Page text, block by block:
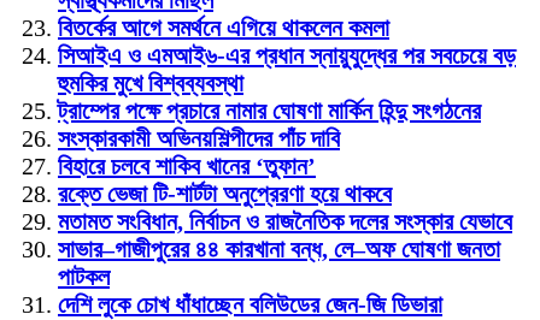
বিতর্কের আগে সমর্থনে এগিয়ে থাকলেন কমলা
সিআইএ ও এমআই৬-এর প্রধান স্নায়ুযুদ্ধের পর সবচেয়ে বড়
হুমকির মুখে বিশ্বব্যবস্থা
ট্রাম্পের পক্ষে প্রচারে নামার ঘোষণা মার্কিন হিন্দু সংগঠনের
সংস্কারকামী অভিনয়শিল্পীদের পাঁচ দাবি
বিহারে চলবে শাকিব খানের ‘তুফান’
রক্তে ভেজা টি-শার্টটা অনুপ্রেরণা হয়ে থাকবে
মতামতসংবিধান, নির্বাচন ও রাজনৈতিক দলের সংস্কার যেভাবে
সাভার–গাজীপুরের ৪৪ কারখানা বন্ধ, লে–অফ ঘোষণা জনতা
পাটকল
দেশি লুকে চোখ ধাঁধাচ্ছেন বলিউডের জেন-জি ডিভারা